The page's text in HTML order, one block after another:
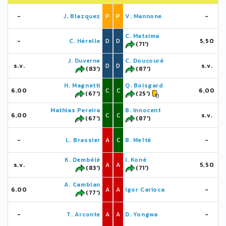
- J. Blazquez P
- C. Hérelle D
s.v.
J. Duverne
(83')
D
6,00
H. Magnetti
(67')
C
6,00
Mathias Pereira
(67')
C
- L. Brassier A
s.v.
K. Dembélé
(83')
A
6,00
A. Camblan
(77')
A
- T. Arconte A
P V. Mannone -
D
C. Matsima
(71')
5,50
D
C. Doucouré
(87')
s.v.
C
Q. Boisgard
(25')
6,00
C
B. Innocent
(87')
s.v.
C B. Meïté -
A
I. Koné
(71')
5,50
A Igor Carioca -
A D. Yongwa -